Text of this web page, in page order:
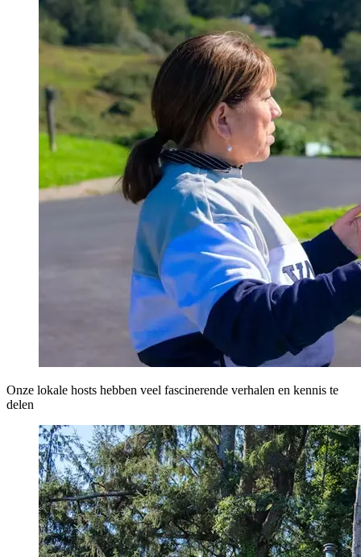
Onze lokale hosts hebben veel fascinerende verhalen en kennis te
delen